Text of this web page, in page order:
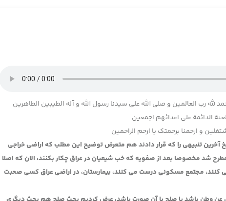
لله رب العالمین و صلی الله علی سیدنا رسول الله و آله الطیبین الطاهرین
الدائمة علی اعدائهم اجمعین
و ارحمنا برحمتک یا ارحم الراحمین
تنبیهی را که قرار دادند هم متعرض توضیح این مطلب که اراضی خراجی
شد مخصوصا بعد از صفویه که خب شیعیان در عراق چکار بکنند، الان که اصلا
مجتمع مسکونی درست می کنند، بیمارستان، در اراضی عراق کسی صحبت